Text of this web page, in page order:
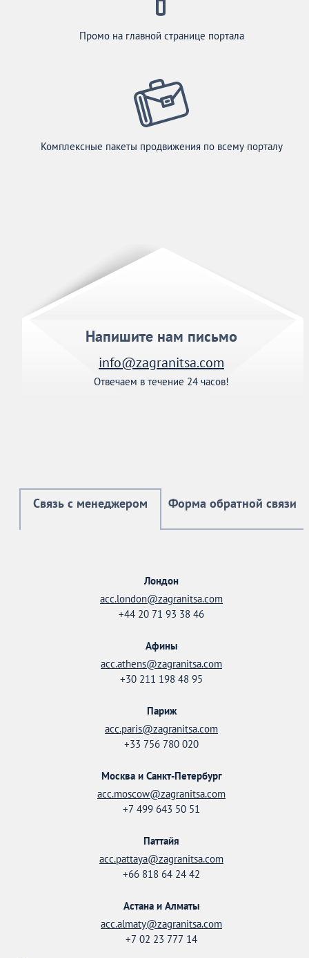
Промо на главной странице портала
Комплексные пакеты продвижения по всему порталу
Напишите нам письмо
info@zagranitsa.com
Отвечаем в течение 24 часов!
Связь с менеджером Форма обратной связи
Лондон
acc.london@zagranitsa.com
+44 20 71 93 38 46
Афины
acc.athens@zagranitsa.com
+30 211 198 48 95
Париж
acc.paris@zagranitsa.com
+33 756 780 020
Москва и Санкт-Петербург
acc.moscow@zagranitsa.com
+7 499 643 50 51
Паттайя
acc.pattaya@zagranitsa.com
+66 818 64 24 42
Астана и Алматы
acc.almaty@zagranitsa.com
+7 02 23 777 14